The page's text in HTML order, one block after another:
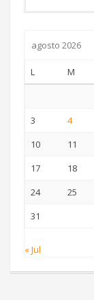
agosto 2026
L M
3
4
10
11
17
18
24
25
31
« Jul